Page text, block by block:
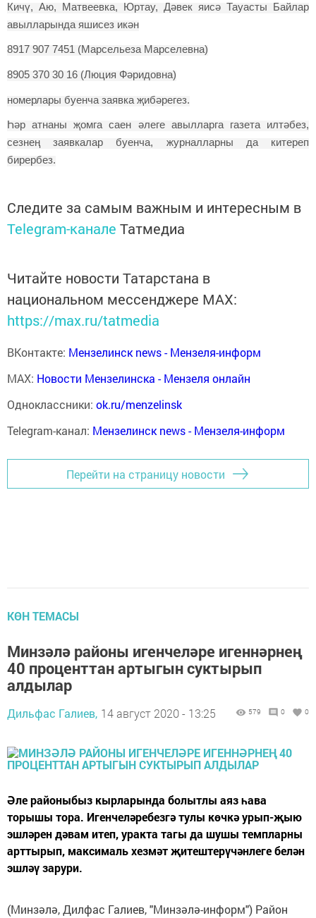
Кичү, Аю, Матвеевка, Юртау, Дәвек яисә Тауасты Байлар
авылларында яшисез икән
8917 907 7451 (Марсельеза Марселевна)
8905 370 30 16 (Люция Фәридовна)
номерлары буенча заявка җибәрегез.
Һәр атнаны җомга саен әлеге авылларга газета илтәбез,
сезнең заявкалар буенча, журналларны да китереп
бирербез.
Следите за самым важным и интересным в
Telegram-канале Татмедиа
Читайте новости Татарстана в
национальном мессенджере MАХ:
https://max.ru/tatmedia
ВКонтакте: Мензелинск news - Мензеля-информ
MAX: Новости Мензелинска - Мензеля онлайн
Одноклассники: ok.ru/menzelinsk
Telegram-канал: Мензелинск news - Мензеля-информ
Перейти на страницу новости
КӨН ТЕМАСЫ
Минзәлә районы игенчеләре игеннәрнең
40 проценттан артыгын суктырып
алдылар
Дильфас Галиев, 14 август 2020 - 13:25 579 0 0
Әле районыбыз кырларында болытлы аяз һава
торышы тора. Игенчеләребезгә тулы көчкә урып-җыю
эшләрен дәвам итеп, уракта тагы да шушы темпларны
арттырып, максималь хезмәт җитештерүчәнлеге белән
эшләү зарури.
(Минзәлә, Дилфас Галиев, "Минзәлә-информ") Район